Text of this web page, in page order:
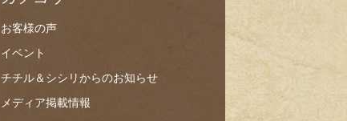
お客様の声
イベント
チチル＆シシリからのお知らせ
メディア掲載情報